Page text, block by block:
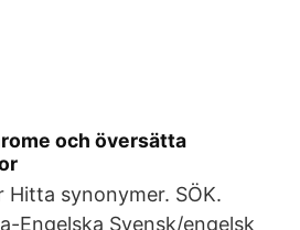
och översätta
Hitta synonymer. SÖK.
Engelska Svensk/engelsk